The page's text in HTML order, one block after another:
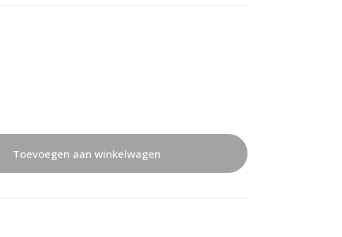
Toevoegen aan winkelwagen